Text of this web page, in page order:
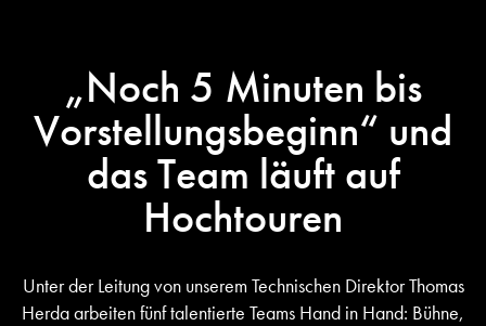
„Noch 5 Minuten bis
Vorstellungsbeginn“ und
das Team läuft auf
Hochtouren
Unter der Leitung von unserem Technischen Direktor Thomas
Herda arbeiten fünf talentierte Teams Hand in Hand: Bühne,